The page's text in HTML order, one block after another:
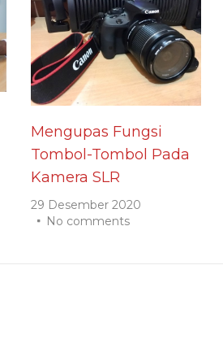
Mengupas Fungsi
Tombol-Tombol Pada
Kamera SLR
29 Desember 2020
No comments